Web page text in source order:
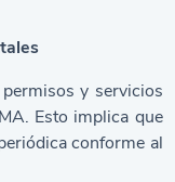
y servicios
Esto implica que
conforme al